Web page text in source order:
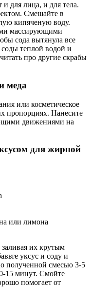
для лица, и для тела.
Смешайте в
кипяченую воду.
массирующими
сода вытянула все
соды теплой водой и
про другие скрабы
меда
или косметическое
пропорциях. Нанесите
движениями на
для жирной
или лимона
их крутым
уксус и соду и
полученной смесью 3-5
15 минут. Смойте
помогает от